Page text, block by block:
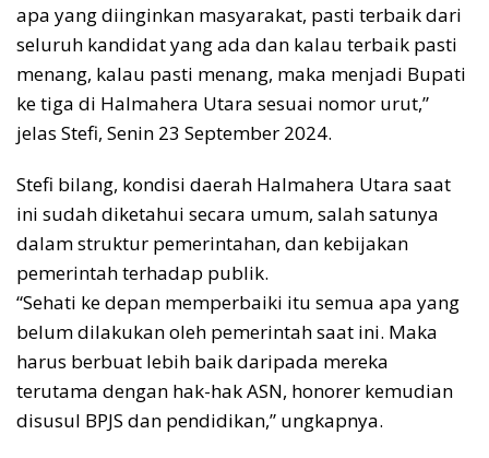
apa yang diinginkan masyarakat, pasti terbaik dari
seluruh kandidat yang ada dan kalau terbaik pasti
menang, kalau pasti menang, maka menjadi Bupati
ke tiga di Halmahera Utara sesuai nomor urut,”
jelas Stefi, Senin 23 September 2024.
Stefi bilang, kondisi daerah Halmahera Utara saat
ini sudah diketahui secara umum, salah satunya
dalam struktur pemerintahan, dan kebijakan
pemerintah terhadap publik.
“Sehati ke depan memperbaiki itu semua apa yang
belum dilakukan oleh pemerintah saat ini. Maka
harus berbuat lebih baik daripada mereka
terutama dengan hak-hak ASN, honorer kemudian
disusul BPJS dan pendidikan,” ungkapnya.